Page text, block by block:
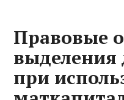
Правовые
выделения
при